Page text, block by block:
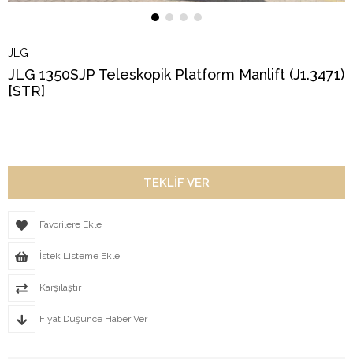
JLG
JLG 1350SJP Teleskopik Platform Manlift (J1.3471)
[STR]
Favorilere Ekle
İstek Listeme Ekle
Karşılaştır
Fiyat Düşünce Haber Ver